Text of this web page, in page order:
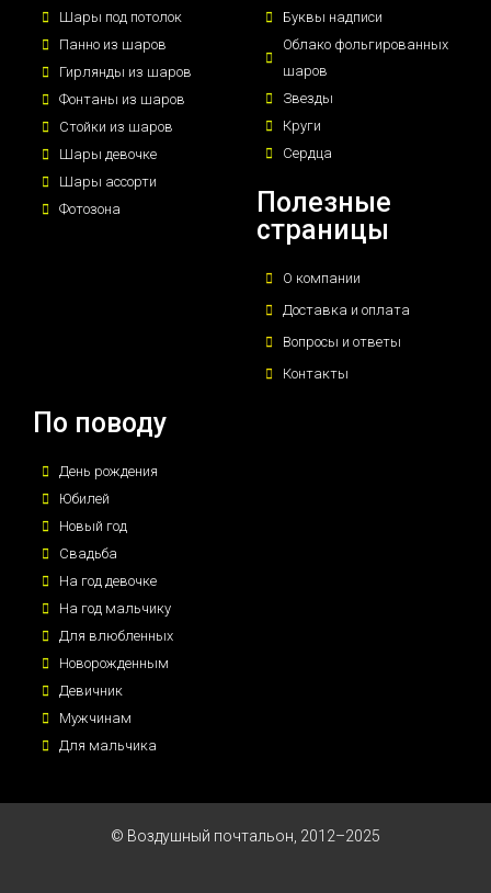
Шары под потолок
Панно из шаров
Гирлянды из шаров
Фонтаны из шаров
Стойки из шаров
Шары девочке
Шары ассорти
Фотозона
Буквы надписи
Облако фольгированных
шаров
Звезды
Круги
Сердца
Полезные
страницы
О компании
Доставка и оплата
Вопросы и ответы
Контакты
По поводу
День рождения
Юбилей
Новый год
Свадьба
На год девочке
На год мальчику
Для влюбленных
Новорожденным
Девичник
Мужчинам
Для мальчика
© Воздушный почтальон, 2012–2025